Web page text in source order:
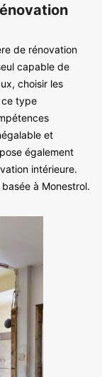
de rénovation
capable de
choisir les
ce type
et
également
intérieure.
à Monestrol.